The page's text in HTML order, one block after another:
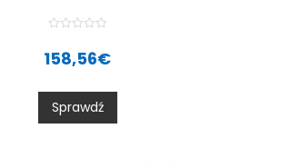
0
o
u
t
158,56€
Sprawdź